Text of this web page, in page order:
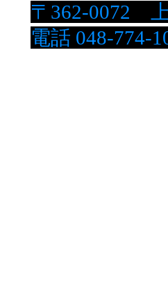
〒362-0072
電話 048-774-